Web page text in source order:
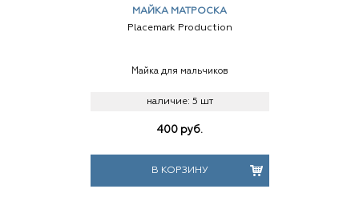
МАЙКА МАТРОСКА
Placemark Production
Майка для мальчиков
наличие: 5 шт
400 руб.
В КОРЗИНУ